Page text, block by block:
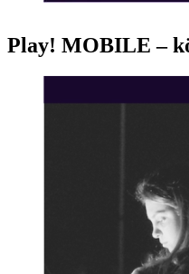
Play! MOBILE –